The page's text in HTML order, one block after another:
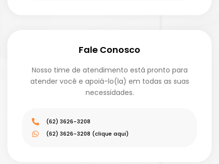
Fale Conosco
Nosso time de atendimento está pronto para
atender você e apoiá-lo(la) em todas as suas
necessidades.
(62) 3626-3208
(62) 3626-3208 (clique aqui)